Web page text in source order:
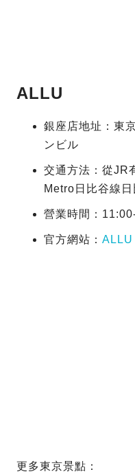
ALLU
銀座店地址：東
ンビル
交通方法：從JR
Metro日比谷線
營業時間：
官方網站： ALLU
更多東京景點：